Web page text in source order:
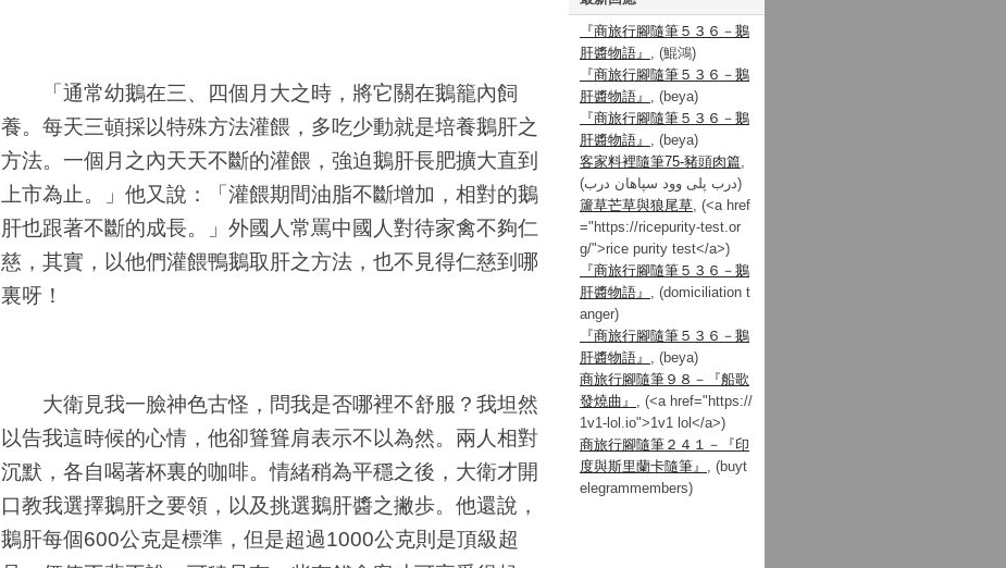
「通常幼鵝在三、四個月大之時，將它關在鵝籠內飼
養。每天三頓採以特殊方法灌餵，多吃少動就是培養鵝肝之
方法。一個月之內天天不斷的灌餵，強迫鵝肝長肥擴大直到
上市為止。」他又說：「灌餵期間油脂不斷增加，相對的鵝
肝也跟著不斷的成長。」外國人常罵中國人對待家禽不夠仁
慈，其實，以他們灌餵鴨鵝取肝之方法，也不見得仁慈到哪
裏呀！
大衛見我一臉神色古怪，問我是否哪裡不舒服？我坦然
以告我這時候的心情，他卻聳聳肩表示不以為然。兩人相對
沉默，各自喝著杯裏的咖啡。情緒稍為平穩之後，大衛才開
口教我選擇鵝肝之要領，以及挑選鵝肝醬之撇歩。他還說，
鵝肝每個600公克是標準，但是超過1000公克則是頂級超
『商旅行腳隨筆５３６－鵝
肝醬物語』 , (鯤鴻)
『商旅行腳隨筆５３６－鵝
肝醬物語』 , (beya)
『商旅行腳隨筆５３６－鵝
肝醬物語』 , (beya)
客家料裡隨筆75-豬頭肉篇,
(درب پلی وود سپاهان درب)
籚草芒草與狼尾草, (<a href
="https://ricepurity-test.or
g/">rice purity test</a>)
『商旅行腳隨筆５３６－鵝
肝醬物語』 , (domiciliation t
anger)
『商旅行腳隨筆５３６－鵝
肝醬物語』 , (beya)
商旅行腳隨筆９８－『船歌
發燒曲』 , (<a href="https://
1v1-lol.io">1v1 lol</a>)
商旅行腳隨筆２４１－『印
度與斯里蘭卡隨筆』 , (buyt
elegrammembers)